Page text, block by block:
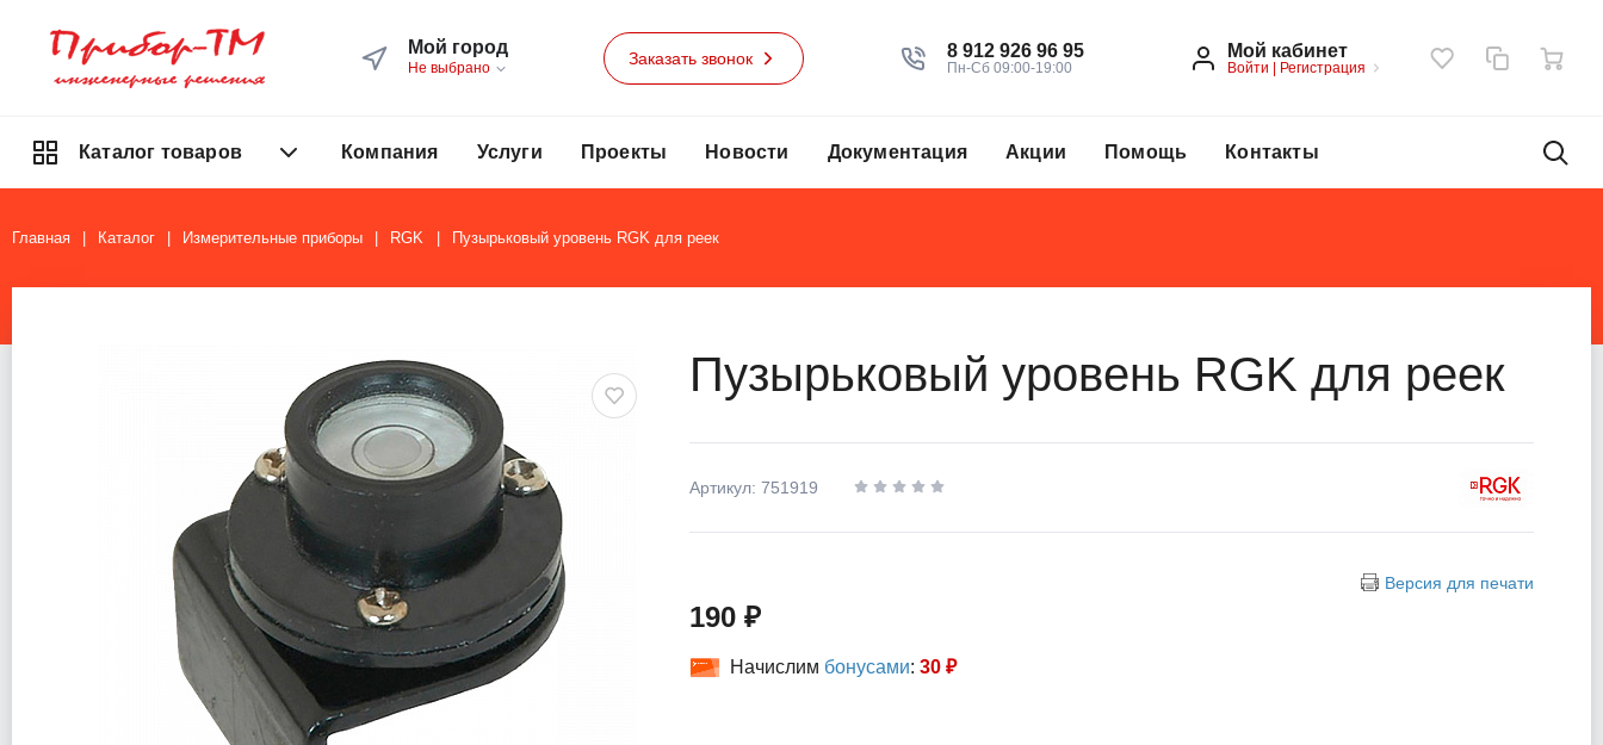
Мой город
Не выбрано
Заказать звонок 8 912 926 96 95
Пн-Сб 09:00-19:00
Мой кабинет
Войти | Регистрация
Каталог товаров Компания Услуги Проекты Новости Документация Акции Помощь Контакты
Главная Каталог Измерительные приборы RGK Пузырьковый уровень RGK для реек
Пузырьковый уровень RGK для реек
Артикул: 751919
Версия для печати
190 ₽
Начислим бонусами: 30 ₽